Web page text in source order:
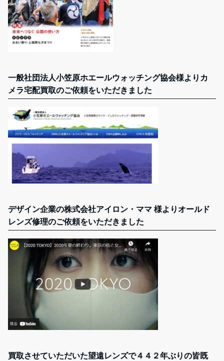
一般社団法人小笠原ホエールウォッチング協会様よりカ
メラ宅配買取のご依頼をいただきました
デザイン企業の株式会社アイロン・ママ 様よりオールド
レンズ修理のご依頼をいただきました
買取させていただいた望遠レンズで４４２年ぶりの皆既